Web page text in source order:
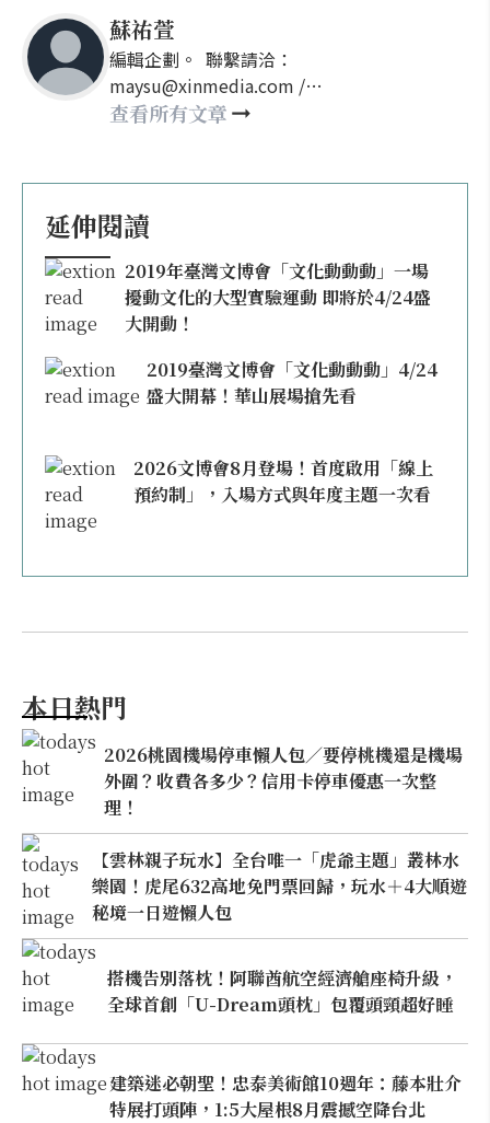
蘇祐萱
編輯企劃。 聯繫請洽：
maysu@xinmedia.com /
may860527@gmail.com
查看所有文章
延伸閱讀
2019年臺灣文博會「文化動動動」一場
擾動文化的大型實驗運動 即將於4/24盛
大開動！
2019臺灣文博會「文化動動動」4/24
盛大開幕！華山展場搶先看
2026文博會8月登場！首度啟用「線上
預約制」，入場方式與年度主題一次看
本日熱門
2026桃園機場停車懶人包／要停桃機還是機場
外圍？收費各多少？信用卡停車優惠一次整
理！
【雲林親子玩水】全台唯一「虎爺主題」叢林水
樂園！虎尾632高地免門票回歸，玩水＋4大順遊
秘境一日遊懶人包
搭機告別落枕！阿聯酋航空經濟艙座椅升級，
全球首創「U-Dream頭枕」包覆頭頸超好睡
建築迷必朝聖！忠泰美術館10週年：藤本壯介
特展打頭陣，1:5大屋根8月震撼空降台北